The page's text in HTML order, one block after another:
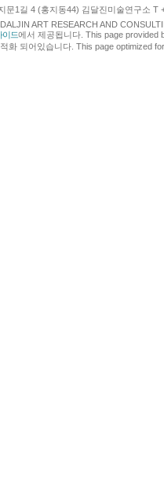
문1길 4 (홍지동44) 김달진미술연구소 T
ART RESEARCH AND
이드에서 제공됩니다. This page provided
화 되어있습니다. This page optimized